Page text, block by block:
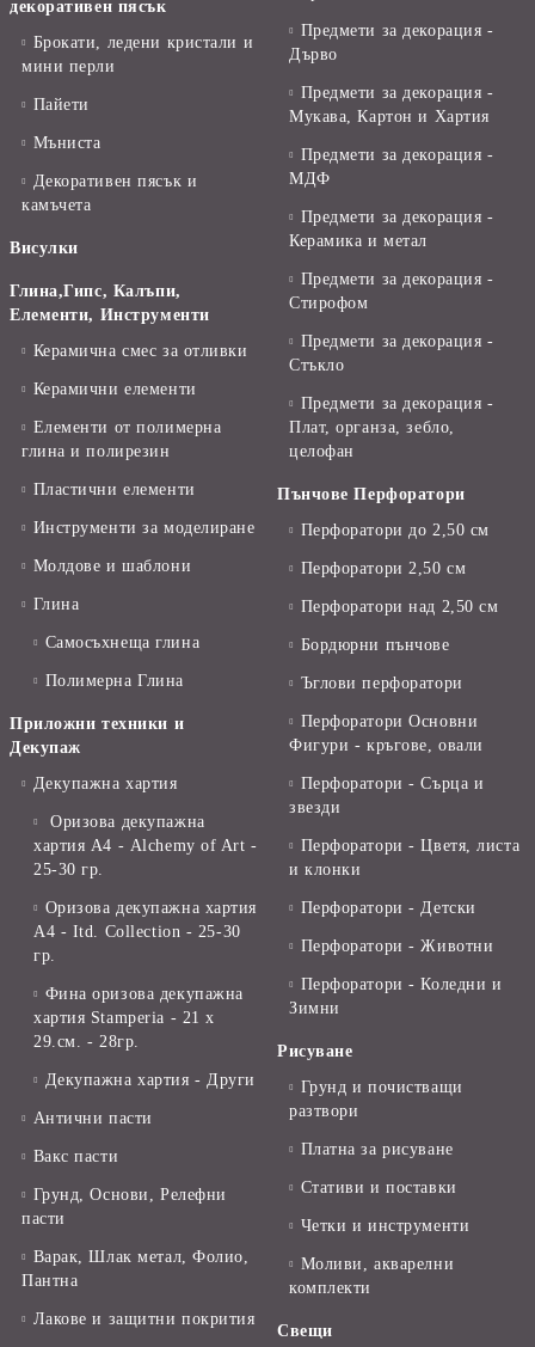
декоративен пясък
Брокати, ледени кристали и
мини перли
Пайети
Мъниста
Декоративен пясък и
камъчета
Висулки
Глина,Гипс, Калъпи,
Елементи, Инструменти
Керамична смес за отливки
Керамични елементи
Елементи от полимерна
глина и полирезин
Пластични елементи
Инструменти за моделиране
Молдове и шаблони
Глина
Самосъхнеща глина
Полимерна Глина
Приложни техники и
Декупаж
Декупажна хартия
Оризова декупажна
хартия А4 - Alchemy of Art -
25-30 гр.
Оризова декупажна хартия
А4 - Itd. Collection - 25-30
гр.
Фина оризова декупажна
хартия Stamperia - 21 х
29.см. - 28гр.
Декупажна хартия - Други
Антични пасти
Вакс пасти
Грунд, Основи, Релефни
пасти
Варак, Шлак метал, Фолио,
Пантна
Лакове и защитни покрития
Предмети за декорация -
Дърво
Предмети за декорация -
Мукава, Картон и Хартия
Предмети за декорация -
МДФ
Предмети за декорация -
Керамика и метал
Предмети за декорация -
Стирофом
Предмети за декорация -
Стъкло
Предмети за декорация -
Плат, органза, зебло,
целофан
Пънчове Перфоратори
Перфоратори до 2,50 см
Перфоратори 2,50 см
Перфоратори над 2,50 см
Бордюрни пънчове
Ъглови перфоратори
Перфоратори Основни
Фигури - кръгове, овали
Перфоратори - Сърца и
звезди
Перфоратори - Цветя, листа
и клонки
Перфоратори - Детски
Перфоратори - Животни
Перфоратори - Коледни и
Зимни
Рисуване
Грунд и почистващи
разтвори
Платна за рисуване
Стативи и поставки
Четки и инструменти
Моливи, акварелни
комплекти
Свещи